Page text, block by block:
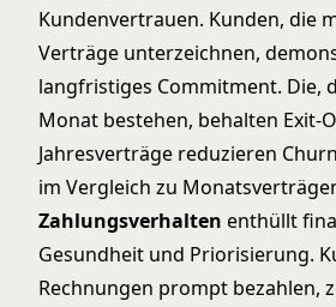
Kundenvertrauen. Kunden, die
Verträge unterzeichnen,
langfristiges Commitment. Die,
Monat bestehen, behalten Exit-
Jahresverträge reduzieren
im Vergleich zu
Zahlungsverhalten enthüllt
Gesundheit und Priorisierung.
Rechnungen prompt bezahlen,